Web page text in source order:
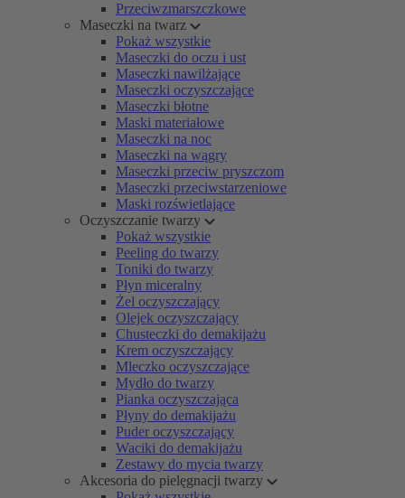
Przeciwzmarszczkowe
Maseczki na twarz
Pokaż wszystkie
Maseczki do oczu i ust
Maseczki nawilżające
Maseczki oczyszczające
Maseczki błotne
Maski materiałowe
Maseczki na noc
Maseczki na wągry
Maseczki przeciw pryszczom
Maseczki przeciwstarzeniowe
Maski rozświetlające
Oczyszczanie twarzy
Pokaż wszystkie
Peeling do twarzy
Toniki do twarzy
Płyn miceralny
Żel oczyszczający
Olejek oczyszczający
Chusteczki do demakijażu
Krem oczyszczający
Mleczko oczyszczające
Mydło do twarzy
Pianka oczyszczająca
Płyny do demakijażu
Puder oczyszczający
Waciki do demakijażu
Zestawy do mycia twarzy
Akcesoria do pielęgnacji twarzy